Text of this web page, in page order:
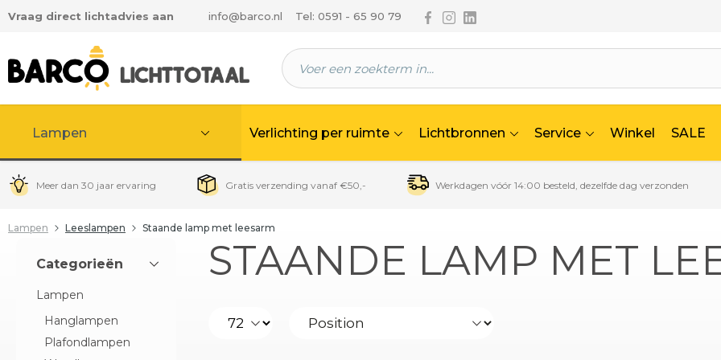
hoofdinhoud
Vraag direct lichtadvies aan info@barco.nl Tel: 0591 - 65 90 79 Volg ons via Facebook
Volg ons via Instagram
Volg ons via Linkedin
Lampen Verlichting per ruimte Lichtbronnen Service Winkel SALE
Meer dan 30 jaar ervaring Gratis verzending vanaf €50,- Werkdagen vóór 14:00 besteld, dezelfde dag verzonden
Lampen Leeslampen Staande lamp met leesarm
Categorieën
Lampen
Hanglampen
Plafondlampen
STAANDE LAMP MET